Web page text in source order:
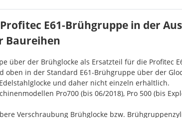
E61-Brühgruppe in der
Baureihen
über der Brühglocke als Ersatzteil für die
in der Standard E61-Brühgruppe über der
und daher nicht einzeln erhältlich.
Pro700 (bis 06/2018), Pro 500 (bis
Verschraubung Brühglocke bzw.